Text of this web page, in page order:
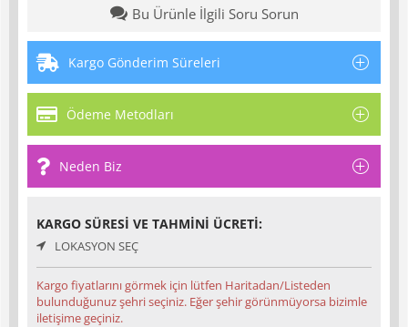
Bu Ürünle İlgili Soru Sorun
Kargo Gönderim Süreleri
Ödeme Metodları
Neden Biz
KARGO SÜRESI VE TAHMINI ÜCRETI:
LOKASYON SEÇ
Kargo fiyatlarını görmek için lütfen Haritadan/Listeden
bulunduğunuz şehri seçiniz. Eğer şehir görünmüyorsa bizimle
iletişime geçiniz.